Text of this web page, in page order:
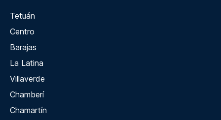
Tetuán
Centro
Barajas
La Latina
Villaverde
Chamberí
Chamartín